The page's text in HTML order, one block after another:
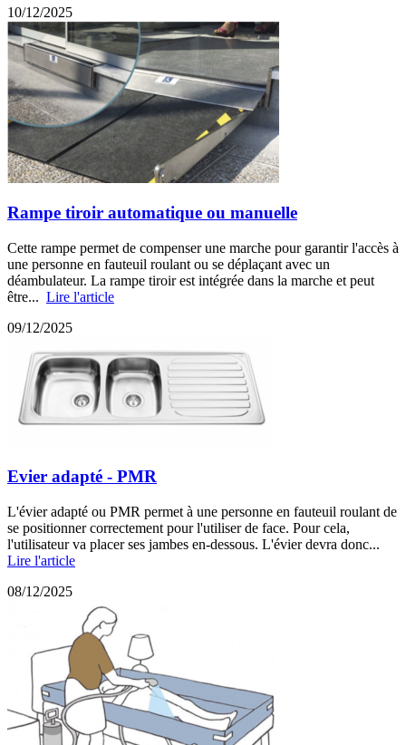
10/12/2025
Rampe tiroir automatique ou manuelle
Cette rampe permet de compenser une marche pour garantir l'accès à
une personne en fauteuil roulant ou se déplaçant avec un
déambulateur. La rampe tiroir est intégrée dans la marche et peut
être... Lire l'article
09/12/2025
Evier adapté - PMR
L'évier adapté ou PMR permet à une personne en fauteuil roulant de
se positionner correctement pour l'utiliser de face. Pour cela,
l'utilisateur va placer ses jambes en-dessous. L'évier devra donc...
Lire l'article
08/12/2025